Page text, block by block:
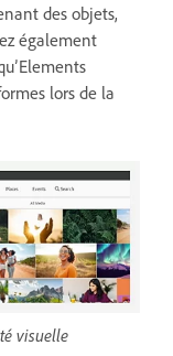
des objets,
également
lors de la
visuelle